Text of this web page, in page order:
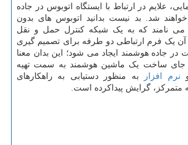
علایم در ارتباط با ایستگاه اتوبوس در جاده
شد. بد نیست بدانید اتوبوس های بدون
سرنشین را X-Bus می نامند که به یک شبکه کنترل حمل و نقل
آن یک فرم ارتباطی دو طرفه برای تصمیم گیری
در جاده هوشمند ایجاد می شود؛ این بدان معنا
جای ساخت یک ماشین هوشمند به سمت تهیه
نرم افزار
به منظور دستیابی به راهکارهای
متمرکز، گرایش پیداکرده است.